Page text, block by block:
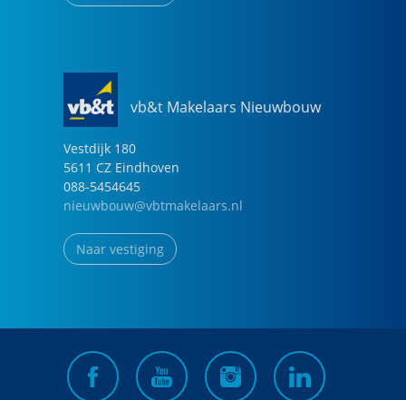
vb&t Makelaars Nieuwbouw
Vestdijk 180
5611 CZ Eindhoven
088-5454645
nieuwbouw@vbtmakelaars.nl
Naar vestiging